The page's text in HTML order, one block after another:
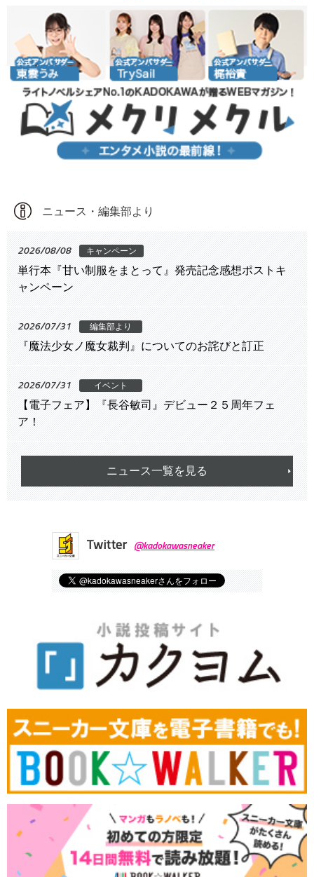
ニュース・編集部より
2026/08/08 キャンペーン
単行本『甘い制服をまとって』発売記念感想ポストキ
ャンペーン
2026/07/31 編集部より
『魔法少女ノ魔女裁判』についてのお詫びと訂正
2026/07/31 イベント
【電子フェア】『長谷敏司』デビュー２５周年フェ
ア！
ニュース一覧を見る
Twitter @kadokawasneaker